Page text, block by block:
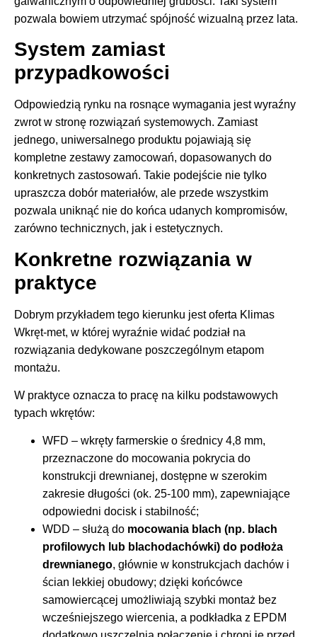
pozwala bowiem utrzymać spójność wizualną przez lata.
System zamiast
przypadkowości
Odpowiedzią rynku na rosnące wymagania jest wyraźny
zwrot w stronę rozwiązań systemowych. Zamiast
jednego, uniwersalnego produktu pojawiają się
kompletne zestawy zamocowań, dopasowanych do
konkretnych zastosowań. Takie podejście nie tylko
upraszcza dobór materiałów, ale przede wszystkim
pozwala uniknąć nie do końca udanych kompromisów,
zarówno technicznych, jak i estetycznych.
Konkretne rozwiązania w
praktyce
Dobrym przykładem tego kierunku jest oferta Klimas
Wkręt-met, w której wyraźnie widać podział na
rozwiązania dedykowane poszczególnym etapom
montażu.
W praktyce oznacza to pracę na kilku podstawowych
typach wkrętów:
WFD – wkręty farmerskie o średnicy 4,8 mm,
przeznaczone do mocowania pokrycia do
konstrukcji drewnianej, dostępne w szerokim
zakresie długości (ok. 25-100 mm), zapewniające
odpowiedni docisk i stabilność;
WDD – służą do mocowania blach (np. blach
profilowych lub blachodachówki) do podłoża
drewnianego, głównie w konstrukcjach dachów i
ścian lekkiej obudowy; dzięki końcówce
samowiercącej umożliwiają szybki montaż bez
wcześniejszego wiercenia, a podkładka z EPDM